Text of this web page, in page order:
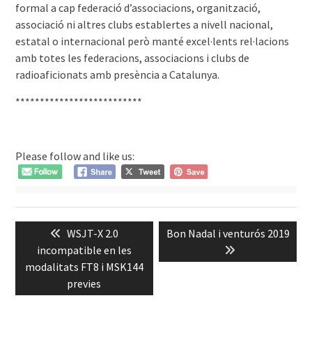
formal a cap federació d’associacions, organització,
associació ni altres clubs establertes a nivell nacional,
estatal o internacional però manté excel·lents rel·lacions
amb totes les federacions, associacions i clubs de
radioaficionats amb presència a Catalunya.
**************************
Please follow and like us:
d'entradesPrevious
post:
WSJT-X 2.0
incompatible en les
modalitats FT8 i MSK144
previes
Next
Bon Nadal i venturós 2019